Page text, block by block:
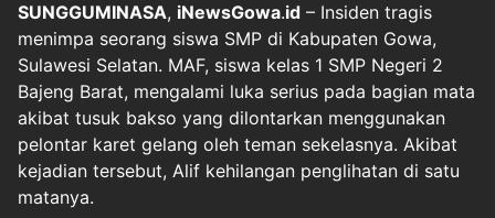
SUNGGUMINASA, iNewsGowa.id – Insiden tragis
menimpa seorang siswa SMP di Kabupaten Gowa,
Sulawesi Selatan. MAF, siswa kelas 1 SMP Negeri 2
Bajeng Barat, mengalami luka serius pada bagian mata
akibat tusuk bakso yang dilontarkan menggunakan
pelontar karet gelang oleh teman sekelasnya. Akibat
kejadian tersebut, Alif kehilangan penglihatan di satu
matanya.